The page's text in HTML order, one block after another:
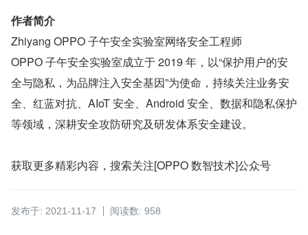
作者简介
Zhiyang OPPO 子午安全实验室网络安全工程师
OPPO 子午安全实验室成立于 2019 年，以“保护用户的安
全与隐私，为品牌注入安全基因”为使命，持续关注业务安
全、红蓝对抗、AIoT 安全、Android 安全、数据和隐私保护
等领域，深耕安全攻防研究及研发体系安全建设。
获取更多精彩内容，搜索关注[OPPO 数智技术]公众号
发布于: 2021-11-17 阅读数: 958